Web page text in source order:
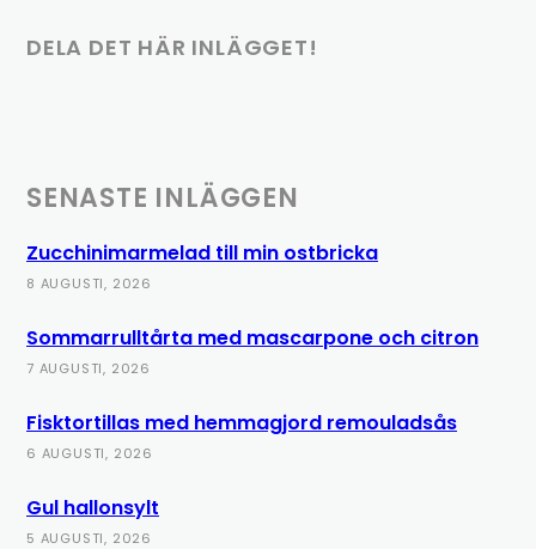
DELA DET HÄR INLÄGGET!
SENASTE INLÄGGEN
Zucchinimarmelad till min ostbricka
8 AUGUSTI, 2026
Sommarrulltårta med mascarpone och citron
7 AUGUSTI, 2026
Fisktortillas med hemmagjord remouladsås
6 AUGUSTI, 2026
Gul hallonsylt
5 AUGUSTI, 2026